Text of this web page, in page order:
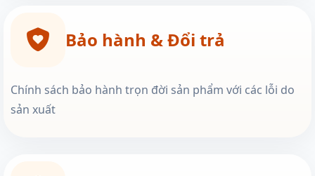
Bảo hành & Đổi trả
Chính sách bảo hành trọn đời sản phẩm với các lỗi do
sản xuất